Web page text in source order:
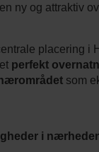
ny og attraktiv
placering i
perfekt
som
i